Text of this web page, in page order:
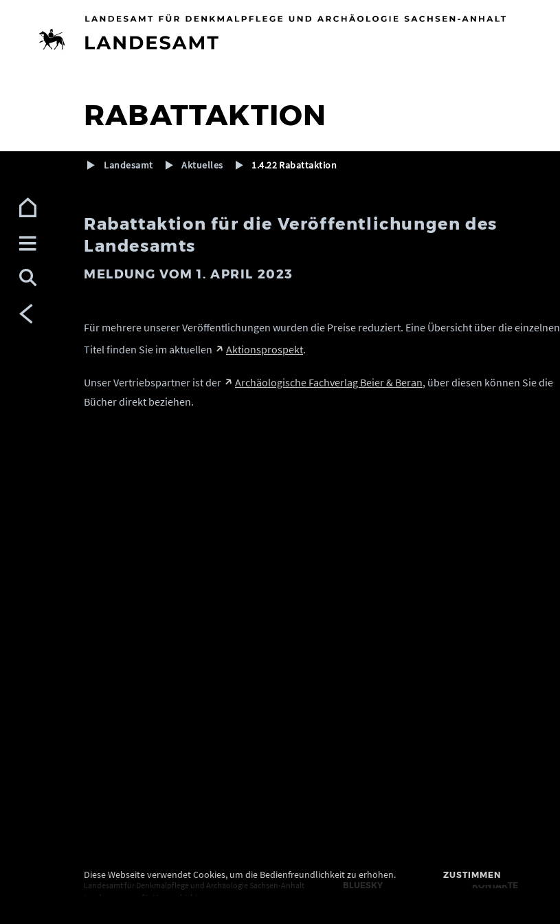
Diese Webseite verwendet Cookies, um die Bedienfreundlichkeit zu erhöhen. ZUSTIMMEN
RABATTAKTION
Landesamt Aktuelles 1.4.22 Rabattaktion
Rabattaktion für die Veröffentlichungen des
Landesamts
MELDUNG VOM 1. APRIL 2023
Für mehrere unserer Veröffentlichungen wurden die Preise reduziert. Eine Übersicht über die einzelnen
Titel finden Sie im aktuellen
Aktionsprospekt.
Unser Vertriebspartner ist der Archäologische Fachverlag Beier & Beran, über diesen können Sie die
Bücher direkt beziehen.
Landesamt für Denkmalpflege und Archäologie Sachsen-Anhalt
Landesmuseum für Vorgeschichte
BLUESKY
KONTAKTE